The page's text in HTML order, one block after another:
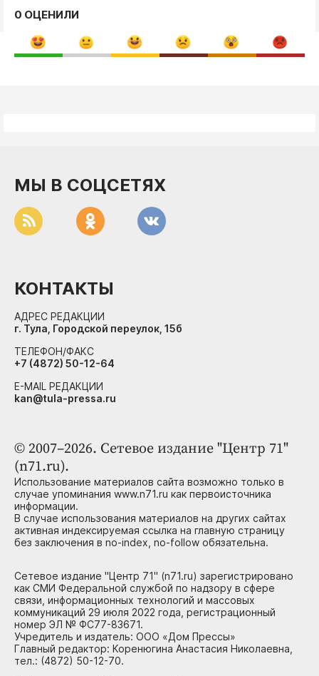
0 ОЦЕНИЛИ
© 2007–2026. Сетевое издание "Центр 71"
(n71.ru).
Использование материалов сайта возможно только в
случае упоминания www.n71.ru как первоисточника
информации.
В случае использования материалов на других сайтах
активная индексируемая ссылка на главную страницу
без заключения в no-index, no-follow обязательна.
Сетевое издание "Центр 71" (n71.ru) зарегистрировано
как СМИ Федеральной службой по надзору в сфере
связи, информационных технологий и массовых
коммуникаций 29 июля 2022 года, регистрационный
номер ЭЛ № ФС77-83671.
Учредитель и издатель: ООО «Дом Прессы»
Главный редактор: Коренюгина Анастасия Николаевна,
тел.: (4872) 50-12-70.
МЫ В СОЦСЕТЯХ
КОНТАКТЫ
АДРЕС РЕДАКЦИИ
г. Тула, Городской переулок, 15б
ТЕЛЕФОН/ФАКС
+7 (4872) 50-12-64
E-MAIL РЕДАКЦИИ
kan@tula-pressa.ru